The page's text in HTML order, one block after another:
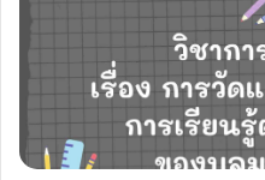
ประเมิน
การ